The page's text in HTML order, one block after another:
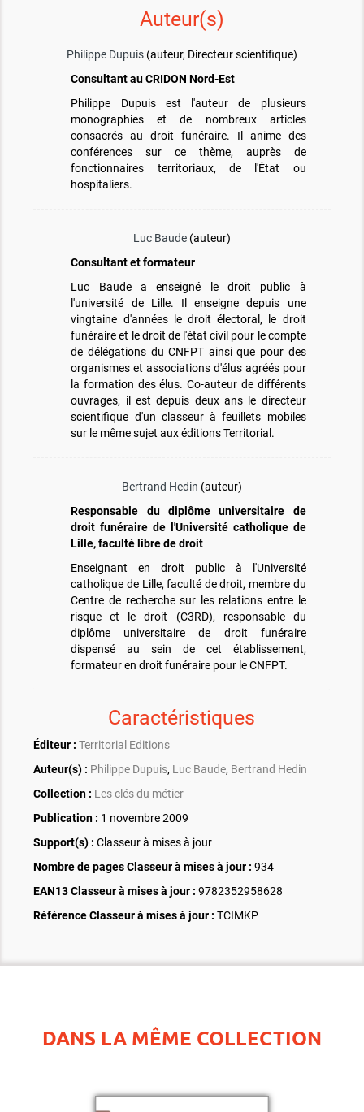
Auteur(s)
Philippe Dupuis(auteur, Directeur scientifique)
Consultant au CRIDON Nord-Est
Philippe Dupuis est l'auteur de plusieurs
monographies et de nombreux articles
consacrés au droit funéraire. Il anime des
conférences sur ce thème, auprès de
fonctionnaires territoriaux, de l'État ou
hospitaliers.
Luc Baude(auteur)
Consultant et formateur
Luc Baude a enseigné le droit public à
l'université de Lille. Il enseigne depuis une
vingtaine d'années le droit électoral, le droit
funéraire et le droit de l'état civil pour le compte
de délégations du CNFPT ainsi que pour des
organismes et associations d'élus agréés pour
la formation des élus. Co-auteur de différents
ouvrages, il est depuis deux ans le directeur
scientifique d'un classeur à feuillets mobiles
sur le même sujet aux éditions Territorial.
Bertrand Hedin (auteur)
Responsable du diplôme universitaire de
droit funéraire de l'Université catholique de
Lille, faculté libre de droit
Enseignant en droit public à l'Université
catholique de Lille, faculté de droit, membre du
Centre de recherche sur les relations entre le
risque et le droit (C3RD), responsable du
diplôme universitaire de droit funéraire
dispensé au sein de cet établissement,
formateur en droit funéraire pour le CNFPT.
Caractéristiques
Éditeur : Territorial Editions
Auteur(s) : Philippe Dupuis, Luc Baude, Bertrand Hedin
Collection : Les clés du métier
Publication : 1 novembre 2009
Support(s) : Classeur à mises à jour
Nombre de pages Classeur à mises à jour : 934
EAN13 Classeur à mises à jour : 9782352958628
Référence Classeur à mises à jour : TCIMKP
DANS LA MÊME COLLECTION